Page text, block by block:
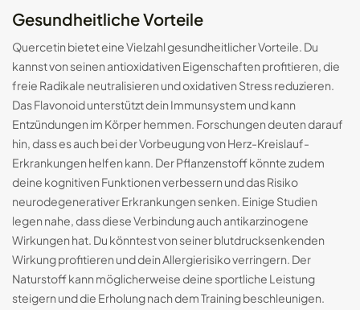
Gesundheitliche Vorteile
Quercetin bietet eine Vielzahl gesundheitlicher Vorteile. Du
kannst von seinen antioxidativen Eigenschaften profitieren, die
freie Radikale neutralisieren und oxidativen Stress reduzieren.
Das Flavonoid unterstützt dein Immunsystem und kann
Entzündungen im Körper hemmen. Forschungen deuten darauf
hin, dass es auch bei der Vorbeugung von Herz-Kreislauf-
Erkrankungen helfen kann. Der Pflanzenstoff könnte zudem
deine kognitiven Funktionen verbessern und das Risiko
neurodegenerativer Erkrankungen senken. Einige Studien
legen nahe, dass diese Verbindung auch antikarzinogene
Wirkungen hat. Du könntest von seiner blutdrucksenkenden
Wirkung profitieren und dein Allergierisiko verringern. Der
Naturstoff kann möglicherweise deine sportliche Leistung
steigern und die Erholung nach dem Training beschleunigen.